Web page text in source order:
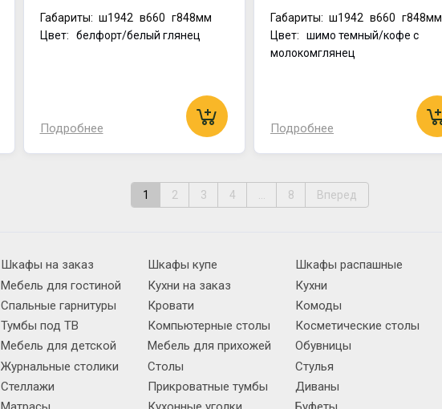
Габариты: ш1942 в660 г848мм
Цвет: белфорт/белый глянец
Подробнее
Габариты: ш1942 в660 г848мм
Цвет: шимо темный/кофе с
молокомглянец
Подробнее
1 2 3 4 8 Вперед
Шкафы на заказ Шкафы купе
Шкафы распашные
Мебель для гостиной
Кухни на заказ
Кухни
Спальные гарнитуры
Кровати
Комоды
Тумбы под ТВ
Компьютерные столы
Косметические столы
Мебель для детской
Мебель для прихожей
Обувницы
Журнальные столики
Столы
Стулья
Стеллажи
Прикроватные тумбы
Диваны